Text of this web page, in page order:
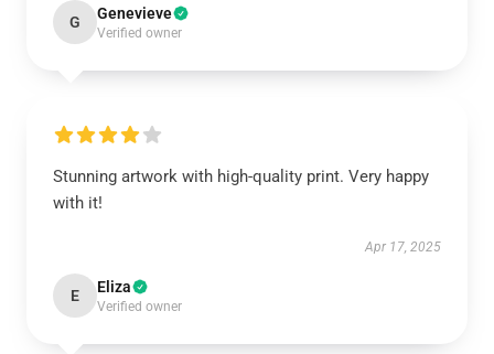
G Genevieve
Verified owner
Stunning artwork with high-quality print. Very happy
with it!
Apr 17, 2025
E Eliza
Verified owner